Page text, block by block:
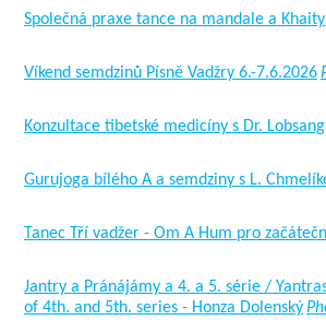
Společná praxe tance na mandale a Khaity
Víkend semdzinů Písně Vadžry 6.-7.6.2026
Konzultace tibetské medicíny s Dr.
Gurujoga bílého A a semdziny s L.
Tanec Tří vadžer - Om A Hum pro
Jantry a Pránájámy a 4. a 5. série /
of 4th. and 5th. series - Honza Dolenský